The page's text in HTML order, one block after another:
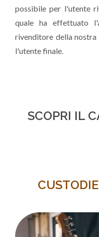
possibile per l'utente
quale ha effettuato
rivenditore della
l'utente finale.
SCOPRI IL